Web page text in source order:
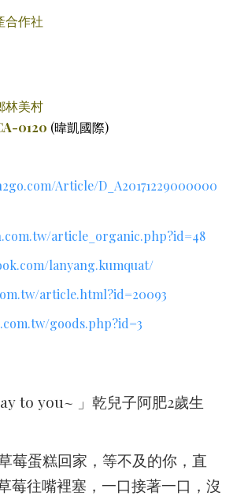
合作社
林美村
0120 (暐凱國際)
Article/D_A20171229000000
article_organic.php?id=48
lanyang.kumquat/
article.html?id=20093
goods.php?id=3
to you~ 」乾兒子阿肥2歲生
莓蛋糕回家，等不及的你，直
莓往嘴裡塞，一口接著一口，沒